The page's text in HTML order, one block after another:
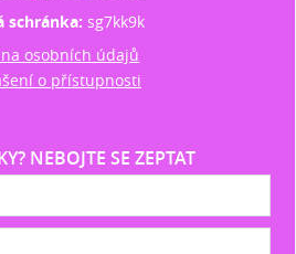
schránka:sg7kk9k
osobních údajů
o přístupnosti
NEBOJTE SE ZEPTAT